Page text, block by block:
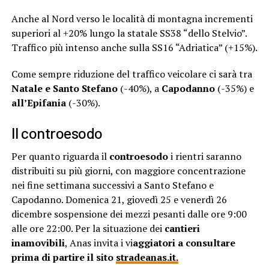
Anche al Nord verso le località di montagna incrementi
superiori al +20% lungo la statale SS38 “dello Stelvio”.
Traffico più intenso anche sulla SS16 “Adriatica” (+15%).
Come sempre riduzione del traffico veicolare ci sarà tra
Natale e Santo Stefano(-40%), a Capodanno(-35%) e
all’Epifania(-30%).
Il controesodo
Per quanto riguarda il controesodoi rientri saranno
distribuiti su più giorni, con maggiore concentrazione
nei fine settimana successivi a Santo Stefano e
Capodanno. Domenica 21, giovedì 25 e venerdì 26
dicembre sospensione dei mezzi pesanti dalle ore 9:00
alle ore 22:00. Per la situazione dei cantieri
inamovibili, Anas invita i viaggiatori a consultare
prima di partire il sito stradeanas.it.